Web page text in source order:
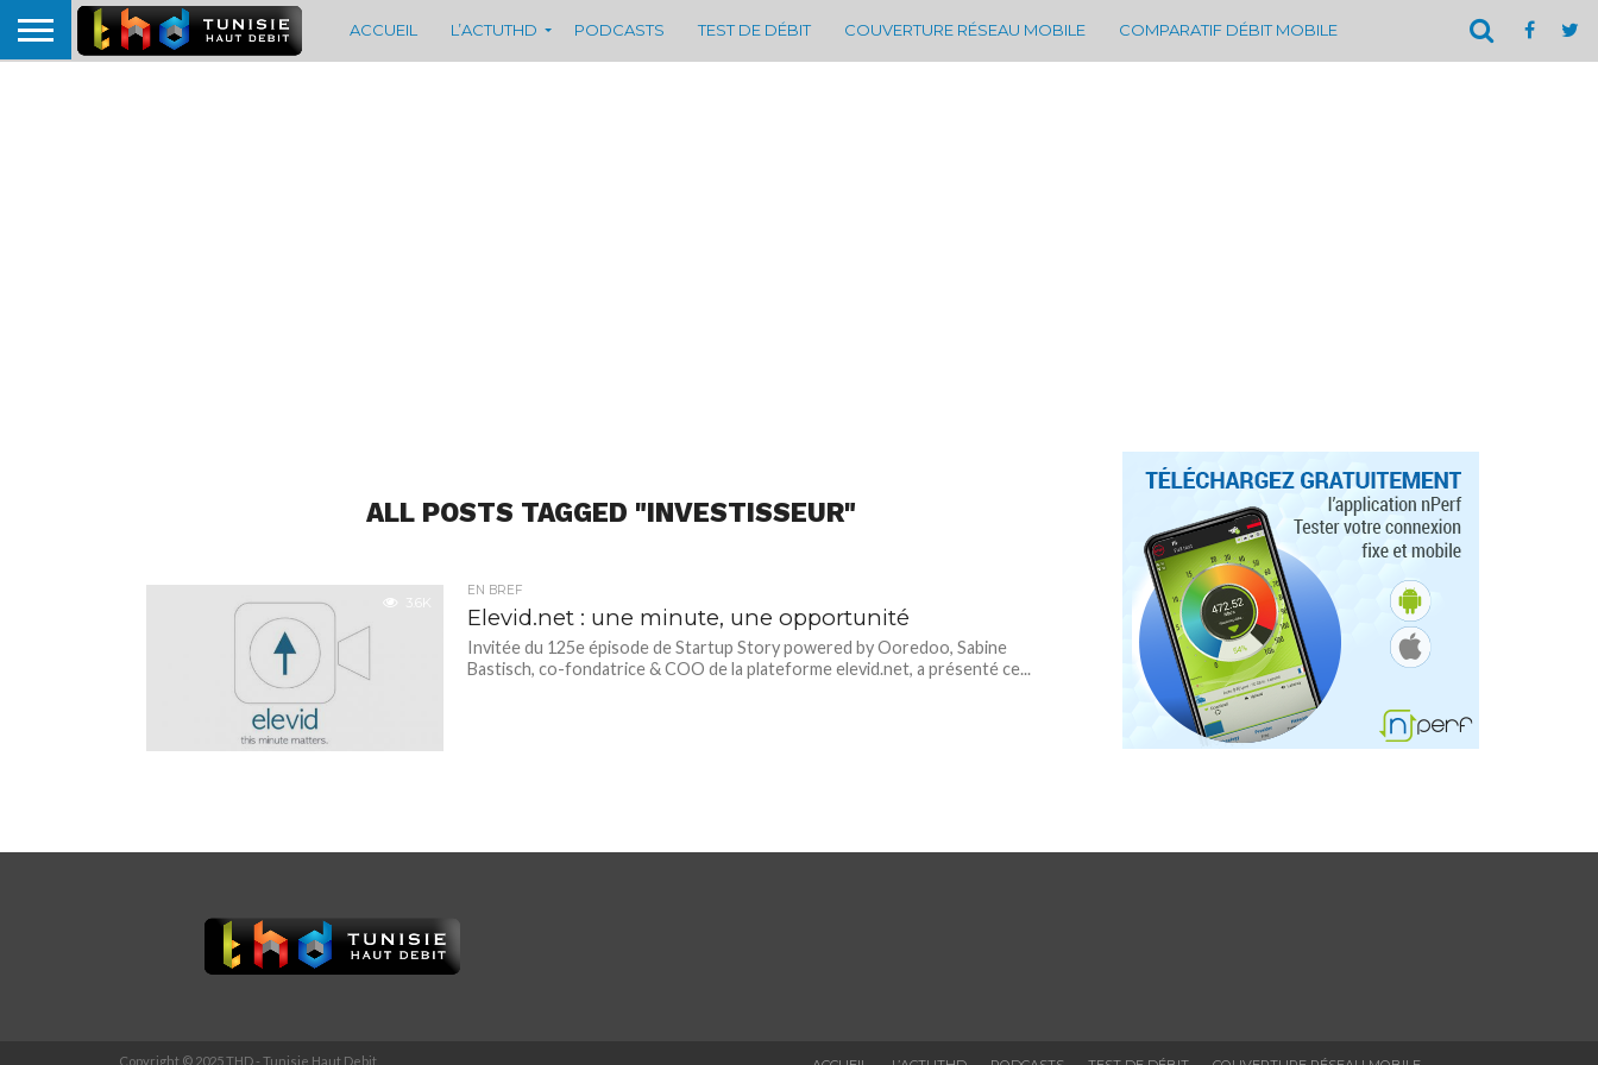
ACCUEIL L’ACTUTHD PODCASTS TEST DE DÉBIT COUVERTURE RÉSEAU MOBILE COMPARATIF DÉBIT MOBILE
ALL POSTS TAGGED "INVESTISSEUR"
3.6K
EN BREF
Elevid.net : une minute, une opportunité
Invitée du 125e épisode de Startup Story powered by Ooredoo, Sabine
Bastisch, co-fondatrice & COO de la plateforme elevid.net, a présenté ce...
Copyright © 2025 THD - Tunisie Haut Debit.